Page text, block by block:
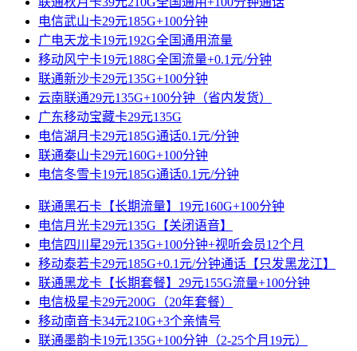
电信武山卡29元185G+100分钟
广电天龙卡19元192G全国通用流量
移动风宁卡19元188G全国流量+0.1元/分钟
联通新沙卡29元135G+100分钟
云南联通29元135G+100分钟（省内发货）
广东移动宝藏卡29元135G
电信湖月卡29元185G通话0.1元/分钟
联通秦山卡29元160G+100分钟
电信冬雪卡19元185G通话0.1元/分钟
联通黑石卡【长期流量】19元160G+100分钟
电信月光卡29元135G【关闭语音】
电信四川星29元135G+100分钟+视听会员12个月
移动泰若卡29元185G+0.1元/分钟通话【只发黑龙江】
联通黑龙卡【长期套餐】29元155G流量+100分钟
电信极星卡29元200G（20年套餐）
移动南音卡34元210G+3个亲情号
联通墨韵卡19元135G+100分钟（2-25个月19元）